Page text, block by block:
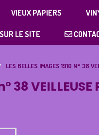
VIEUX PAPIERS
LE SITE
LES BELLES IMAGES 1910 N° 38
VEILLEUSE